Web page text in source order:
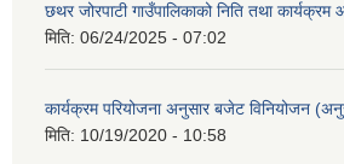
छथर जोरपाटी गाउँपालिकाको निति तथा
मिति: 06/24/2025 - 07:02
कार्यक्रम परियोजना अनुसार बजेट विनियोजन
मिति: 10/19/2020 - 10:58